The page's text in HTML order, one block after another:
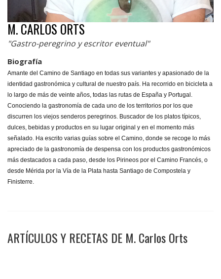
M. CARLOS ORTS
"Gastro-peregrino y escritor eventual"
Biografía
Amante del Camino de Santiago en todas sus variantes y apasionado de la
identidad gastronómica y cultural de nuestro país. Ha recorrido en bicicleta a
lo largo de más de veinte años, todas las rutas de España y Portugal.
Conociendo la gastronomía de cada uno de los territorios por los que
discurren los viejos senderos peregrinos. Buscador de los platos típicos,
dulces, bebidas y productos en su lugar original y en el momento más
señalado. Ha escrito varias guías sobre el Camino, donde se recoge lo más
apreciado de la gastronomía de despensa con los productos gastronómicos
más destacados a cada paso, desde los Pirineos por el Camino Francés, o
desde Mérida por la Vía de la Plata hasta Santiago de Compostela y
Finisterre.
ARTÍCULOS Y RECETAS DE M. Carlos Orts